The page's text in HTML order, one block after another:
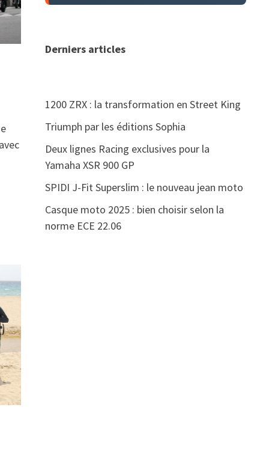
Derniers articles
1200 ZRX : la transformation en Street King
Triumph par les éditions Sophia
Deux lignes Racing exclusives pour la
Yamaha XSR 900 GP
SPIDI J-Fit Superslim : le nouveau jean moto
Casque moto 2025 : bien choisir selon la
norme ECE 22.06